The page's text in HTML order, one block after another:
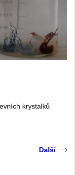
krystalků
Další